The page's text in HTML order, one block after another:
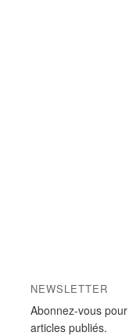
NEWSLETTER
Abonnez-vous
articles publiés.